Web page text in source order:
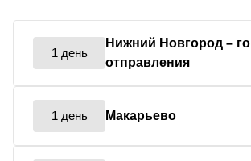
1 день
Нижний Новгород –
отправления
1 день Макарьево